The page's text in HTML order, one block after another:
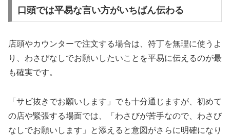
口頭では平易な言い方がいちばん伝わる
店頭やカウンターで注文する場合は、符丁を無理に使うよ
り、わさびなしでお願いしたいことを平易に伝えるのが最
も確実です。
「サビ抜きでお願いします」でも十分通じますが、初めて
の店や緊張する場面では、「わさびが苦手なので、わさび
なしでお願いします」と添えると意図がさらに明確になり